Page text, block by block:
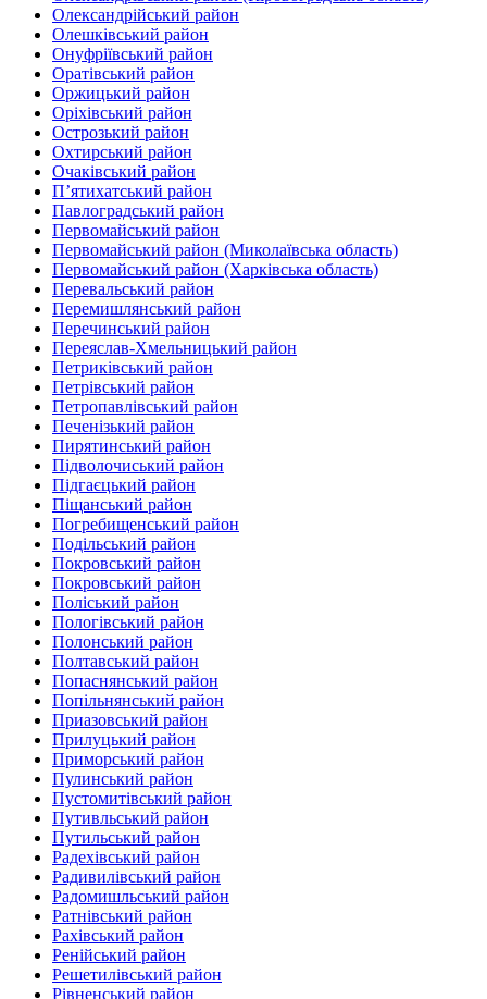
Олександрійський район
Олешківський район
Онуфріївський район‎
Оратівський район
Оржицький район
Оріхівський район
Острозький район
Охтирський район
Очаківський район
П’ятихатський район
Павлоградський район
Первомайський район
Первомайський район (Миколаївська область)
Первомайський район (Харківська область)
Перевальський район‎
Перемишлянський район
Перечинський район
Переяслав-Хмельницький район
Петриківський район
Петрівський район‎
Петропавлівський район
Печенізький район
Пирятинський район
Підволочиський район
Підгаєцький район
Піщанський район
Погребищенський район
Подільський район
Покровський район
Покровський район
Поліський район
Пологівський район
Полонський район
Полтавський район
Попаснянський район
Попільнянський район‎
Приазовський район
Прилуцький район
Приморський район
Пулинський район
Пустомитівський район
Путивльський район‎
Путильський район
Радехівський район
Радивилівський район
Радомишльський район‎
Ратнівський район
Рахівський район
Ренійський район
Решетилівський район
Рівненський район